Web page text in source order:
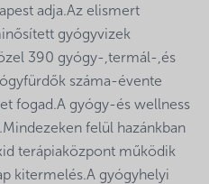
adja.Az elismert
gyógyvizek
390 gyógy-,termál-,és
száma-évente
fogad.A gyógy-és wellness
felül hazánkban
terápiaközpont működik
kitermelés.A gyógyhelyi